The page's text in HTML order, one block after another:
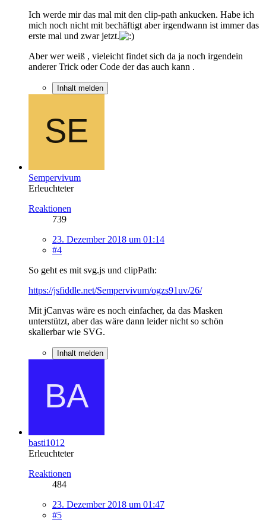
Ich werde mir das mal mit den clip-path ankucken. Habe ich
mich noch nicht mit bechäftigt aber irgendwann ist immer das
erste mal und zwar jetzt.
Aber wer weiß , vieleicht findet sich da ja noch irgendein
anderer Trick oder Code der das auch kann .
Inhalt melden
Sempervivum
Erleuchteter
Reaktionen
739
23. Dezember 2018 um 01:14
#4
So geht es mit svg.js und clipPath:
https://jsfiddle.net/Sempervivum/ogzs91uv/26/
Mit jCanvas wäre es noch einfacher, da das Masken
unterstützt, aber das wäre dann leider nicht so schön
skalierbar wie SVG.
Inhalt melden
basti1012
Erleuchteter
Reaktionen
484
23. Dezember 2018 um 01:47
#5